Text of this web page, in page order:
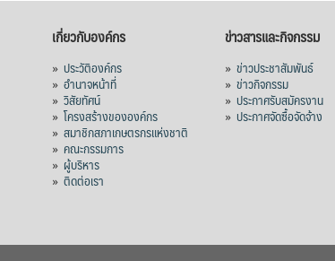
เกี่ยวกับองค์กร
»ประวัติองค์กร
»อำนาจหน้าที่
»วิสัยทัศน์
»โครงสร้างขององค์กร
»สมาชิกสภาเกษตรกรแห่งชาติ
»คณะกรรมการ
» ผู้บริหาร
»ติดต่อเรา
ข่าวสารและกิจกรรม
»ข่าวประชาสัมพันธ์
»ข่าวกิจกรรม
»ประกาศรับสมัครงาน
»ประกาศจัดซื้อจัดจ้าง